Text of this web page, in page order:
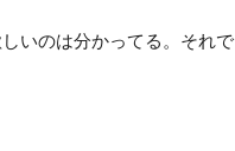
いのは分かってる。それで